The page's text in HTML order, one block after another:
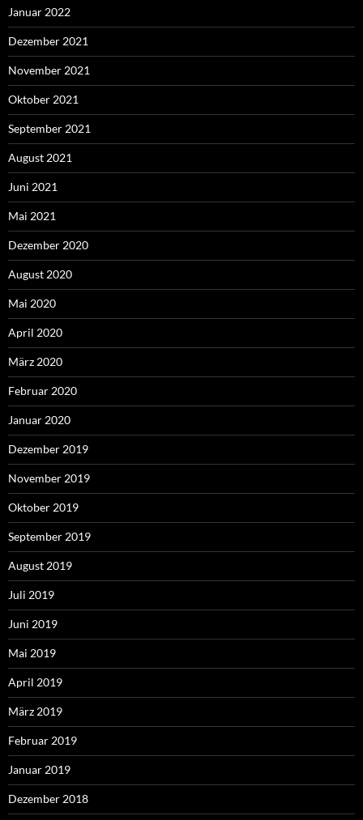
Januar 2022
Dezember 2021
November 2021
Oktober 2021
September 2021
August 2021
Juni 2021
Mai 2021
Dezember 2020
August 2020
Mai 2020
April 2020
März 2020
Februar 2020
Januar 2020
Dezember 2019
November 2019
Oktober 2019
September 2019
August 2019
Juli 2019
Juni 2019
Mai 2019
April 2019
März 2019
Februar 2019
Januar 2019
Dezember 2018